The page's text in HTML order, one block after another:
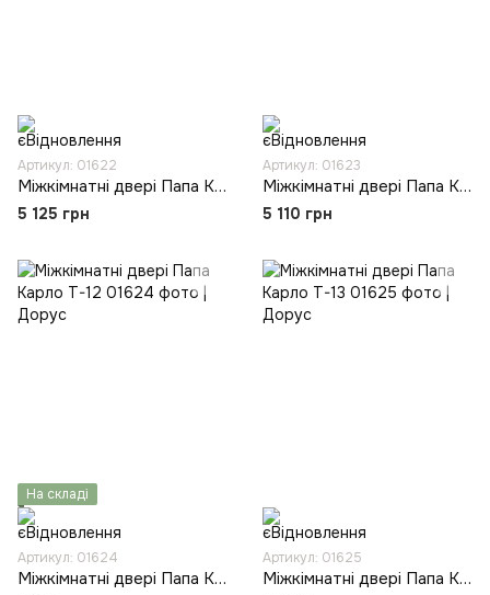
Артикул: 01622
Міжкімнатні двері Папа Карло T-10
5 125 грн
Артикул: 01623
Міжкімнатні двері Папа Карло T-11
5 110 грн
На складі
Артикул: 01624
Міжкімнатні двері Папа Карло T-12
Артикул: 01625
Міжкімнатні двері Папа Карло T-13